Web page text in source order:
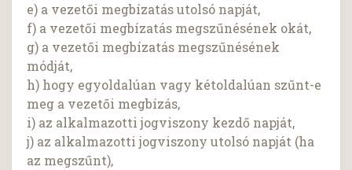
e) a vezetői megbízatás utolsó napját,
f) a vezetői megbízatás megszűnésének okát,
g) a vezetői megbízatás megszűnésének
módját,
h) hogy egyoldalúan vagy kétoldalúan szűnt-e
meg a vezetői megbízás,
i) az alkalmazotti jogviszony kezdő napját,
j) az alkalmazotti jogviszony utolsó napját (ha
az megszűnt),